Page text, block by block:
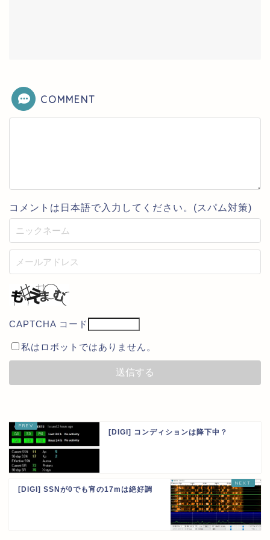
COMMENT
コメントは日本語で入力してください。(スパム対策)
CAPTCHA コード
私はロボットではありません。
[DIGI] コンディションは降下中？
[DIGI] SSNが0でも宵の17mは絶好調